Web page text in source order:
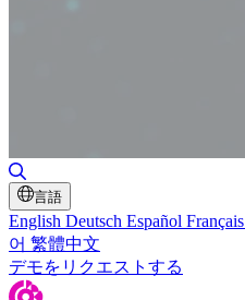
言語
English Deutsch Español Français
어 繁體中文
デモをリクエストする